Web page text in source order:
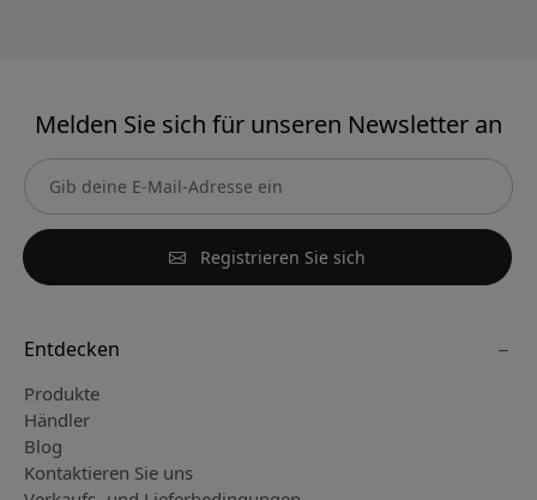
Melden Sie sich für unseren Newsletter an
Registrieren Sie sich
Entdecken
Produkte
Händler
Blog
Kontaktieren Sie uns